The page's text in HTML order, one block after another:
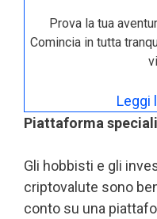
Prova la tua
Comincia in tutta
Leggi
Piattaforma
Gli hobbisti e gli
criptovalute sono
conto su una